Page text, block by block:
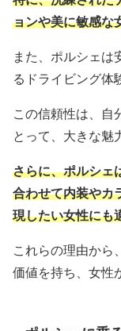
ョンや美に敏感な
また、ポルシェは
るドライビング体
この信頼性は、自
とって、大きな魅
さらに、ポルシェ
合わせて内装やカ
現したい女性にも
これらの理由から
価値を持ち、女性